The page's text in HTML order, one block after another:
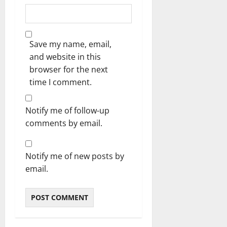
Save my name, email,
and website in this
browser for the next
time I comment.
Notify me of follow-up
comments by email.
Notify me of new posts by
email.